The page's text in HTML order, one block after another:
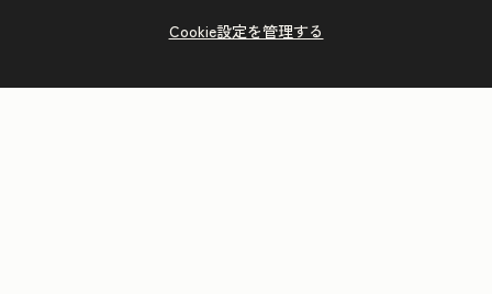
Cookie設定を管理する